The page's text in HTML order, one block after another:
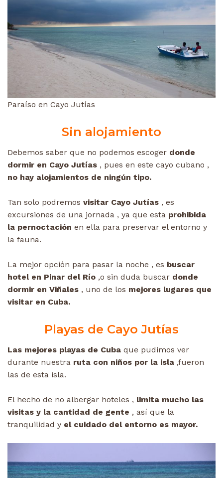
Paraíso en Cayo Jutías
Sin alojamiento
Debemos saber que no podemos escoger donde
dormir en Cayo Jutías , pues en este cayo cubano ,
no hay alojamientos de ningún tipo.
Tan solo podremos visitar Cayo Jutías , es
excursiones de una jornada , ya que esta prohibida
la pernoctación en ella para preservar el entorno y
la fauna.
La mejor opción para pasar la noche , es buscar
hotel en Pinar del Río ,o sin duda buscar donde
dormir en Viñales , uno de los mejores lugares que
visitar en Cuba.
Playas de Cayo Jutías
Las mejores playas de Cuba que pudimos ver
durante nuestra ruta con niños por la isla ,fueron
las de esta isla.
El hecho de no albergar hoteles , limita mucho las
visitas y la cantidad de gente , así que la
tranquilidad y el cuidado del entorno es mayor.